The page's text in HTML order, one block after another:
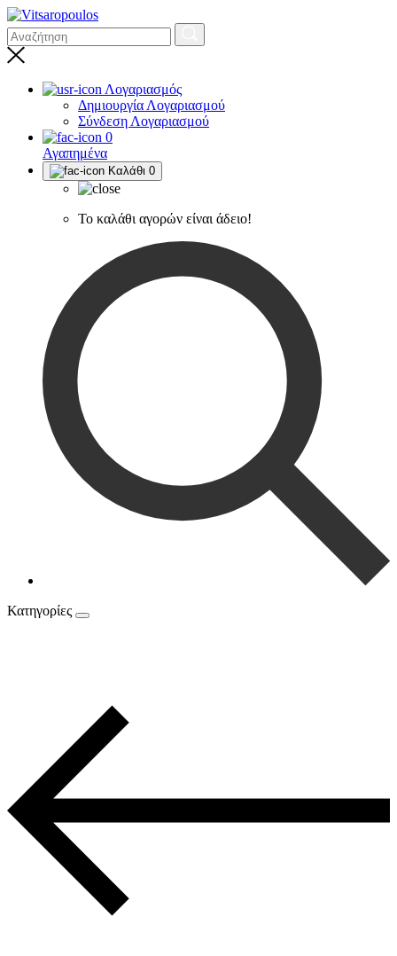
Λογαριασμός
Δημιουργία Λογαριασμού
Σύνδεση Λογαριασμού
0
Αγαπημένα
Καλάθι 0
Το καλάθι αγορών είναι άδειο!
Κατηγορίες